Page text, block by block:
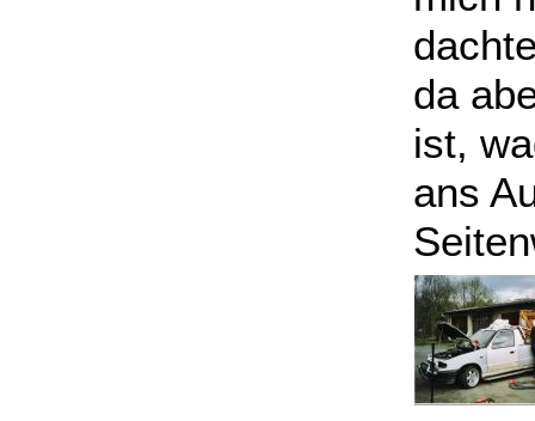
da
ist,
ans